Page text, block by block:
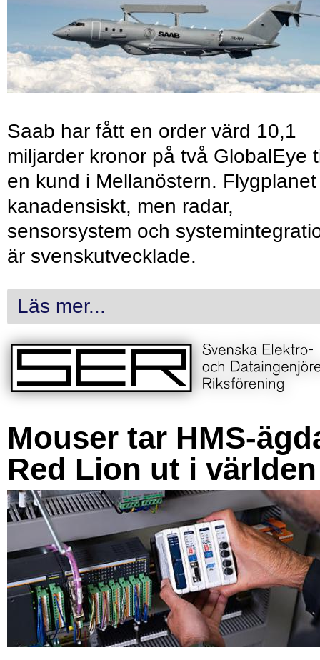
Saab har fått en order värd 10,1
miljarder kronor på två GlobalEye
en kund i Mellanöstern.
kanadensiskt, men radar,
sensorsystem och
är svenskutvecklade.
Läs mer...
Mouser tar HMS-
Red Lion ut i världen